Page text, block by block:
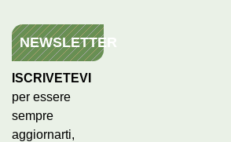
NEWSLETTER
ISCRIVETEVI
per essere
sempre
aggiornarti,